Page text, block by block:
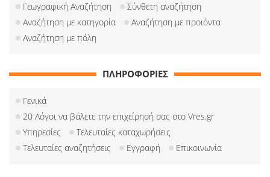
Γεωγραφική Αναζήτηση
Σύνθετη αναζήτηση
Αναζήτηση με κατηγορία
Αναζήτηση με προιόντα
Αναζήτηση με πόλη
ΠΛΗΡΟΦΟΡΙΕΣ
Γενικά
20 Λόγοι να βάλετε την επιχείρησή σας στο Vres.gr
Υπηρεσίες
Τελευταίες καταχωρήσεις
Τελευταίες αναζητήσεις
Εγγραφή Επικοινωνία